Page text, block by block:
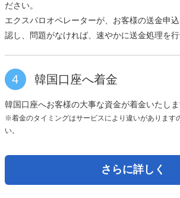
ださい。
エクスパロオペレーターが、お客様の送金申
認し、問題がなければ、速やかに送金処理を行
4 韓国口座へ着金
韓国口座へお客様の大事な資金が着金いたしま
※着金のタイミングはサービスにより違いがあります
い。
さらに詳しく